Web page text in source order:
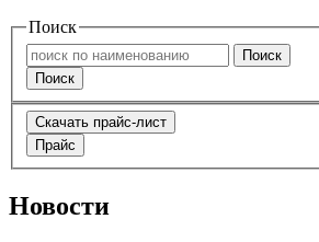
Поиск
Поиск
Поиск
Скачать прайс-лист
Прайс
Новости